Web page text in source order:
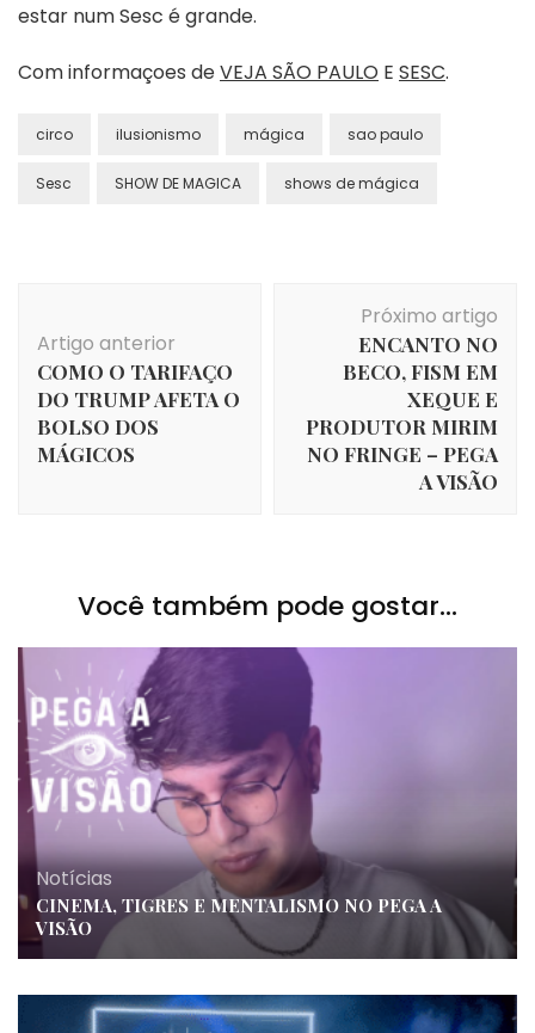
estar num Sesc é grande.
Com informaçoes deVEJA SÃO PAULO E SESC.
circo ilusionismo mágica sao paulo
Sesc SHOW DE MAGICA shows de mágica
de
post
Artigo anterior
COMO O TARIFAÇO
DO TRUMP AFETA O
BOLSO DOS
MÁGICOS
Próximo artigo
ENCANTO NO
BECO, FISM EM
XEQUE E
PRODUTOR MIRIM
NO FRINGE – PEGA
A VISÃO
Você também pode gostar...
Notícias
CINEMA, TIGRES E MENTALISMO NO PEGA A
VISÃO